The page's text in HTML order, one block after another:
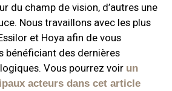
du champ de vision, d’autres une
Nous travaillons avec les plus
et Hoya afin de vous
bénéficiant des dernières
Vous pourrez voir un
acteurs dans cet article